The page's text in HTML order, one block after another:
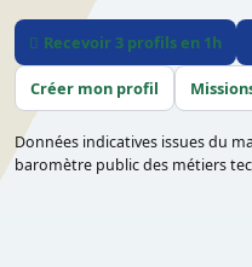
Recevoir 3 profils en 1h
Créer mon profil
Données indicatives issues du
baromètre public des métiers